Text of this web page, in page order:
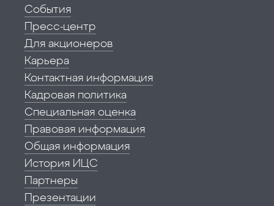
События
Пресс-центр
Для акционеров
Карьера
Контактная информация
Кадровая политика
Специальная оценка
Правовая информация
Общая информация
История ИЦС
Партнеры
Презентации